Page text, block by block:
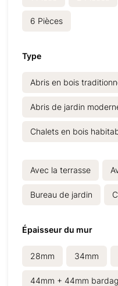
6 Pièces
Type
Abris en bois
Abris de jardin
Chalets en bois
Avec la terrasse
Bureau de jardin
Épaisseur du mur
28mm 34mm
44mm + 44mm